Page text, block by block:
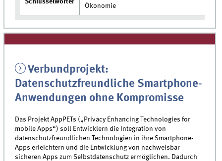
Schlüsselwörter
Ökonomie
Verbundprojekt:
Datenschutzfreundliche Smartphone-
Anwendungen ohne Kompromisse
Das Projekt AppPETs („Privacy Enhancing Technologies for
mobile Apps“) soll Entwicklern die Integration von
datenschutzfreundlichen Technologien in ihre Smartphone-
Apps erleichtern und die Entwicklung von nachweisbar
sicheren Apps zum Selbstdatenschutz ermöglichen. Dadurch